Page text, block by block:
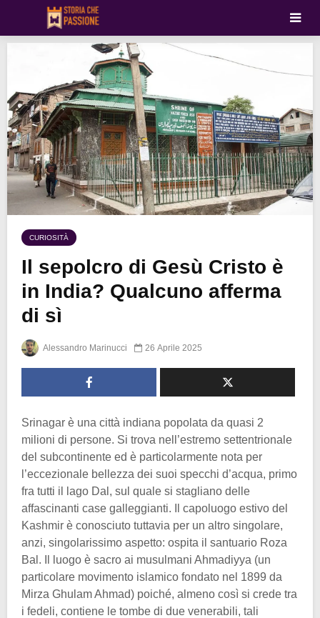
CURIOSITÀ
Il sepolcro di Gesù Cristo è
in India? Qualcuno afferma
di sì
Alessandro Marinucci 26 Aprile 2025
Srinagar è una città indiana popolata da quasi 2
milioni di persone. Si trova nell’estremo settentrionale
del subcontinente ed è particolarmente nota per
l’eccezionale bellezza dei suoi specchi d’acqua, primo
fra tutti il lago Dal, sul quale si stagliano delle
affascinanti case galleggianti. Il capoluogo estivo del
Kashmir è conosciuto tuttavia per un altro singolare,
anzi, singolarissimo aspetto: ospita il santuario Roza
Bal. Il luogo è sacro ai musulmani Ahmadiyya (un
particolare movimento islamico fondato nel 1899 da
Mirza Ghulam Ahmad) poiché, almeno così si crede tra
i fedeli, contiene le tombe di due venerabili, tali